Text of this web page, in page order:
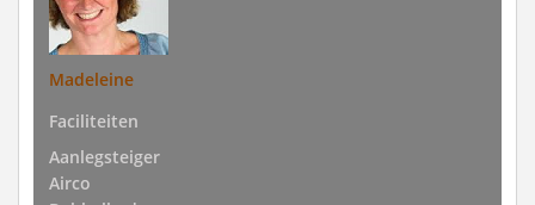
Madeleine
Faciliteiten
Aanlegsteiger
Airco